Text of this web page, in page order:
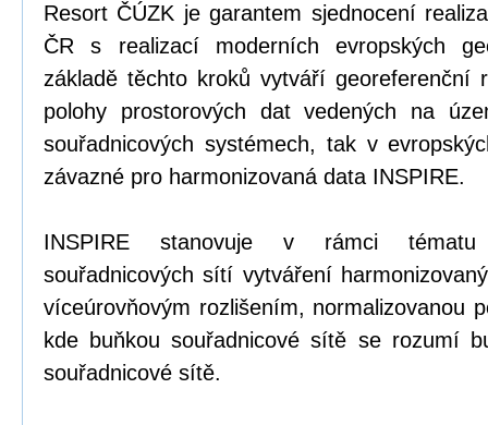
Resort ČÚZK je garantem sjednocení
ČR s realizací moderních evropských
základě těchto kroků vytváří georeferenční
polohy prostorových dat vedených na
souřadnicových systémech, tak v
závazné pro harmonizovaná data INSPIRE.
INSPIRE stanovuje v rámci tématu
souřadnicových sítí vytváření
víceúrovňovým rozlišením, normalizovanou
kde buňkou souřadnicové sítě se rozumí
souřadnicové sítě.